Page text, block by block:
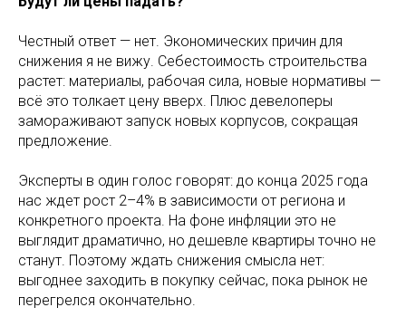
Честный ответ — нет. Экономических причин для
снижения я не вижу. Себестоимость строительства
растет: материалы, рабочая сила, новые нормативы —
всё это толкает цену вверх. Плюс девелоперы
замораживают запуск новых корпусов, сокращая
предложение.
Эксперты в один голос говорят: до конца 2025 года
нас ждет рост 2–4% в зависимости от региона и
конкретного проекта. На фоне инфляции это не
выглядит драматично, но дешевле квартиры точно не
станут. Поэтому ждать снижения смысла нет:
выгоднее заходить в покупку сейчас, пока рынок не
перегрелся окончательно.